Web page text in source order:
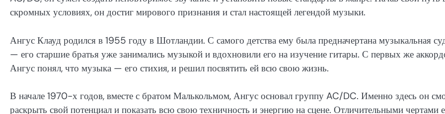
скромных условиях, он достиг мирового признания и стал настоящей легендой музыки.
Ангус Клауд родился в 1955 году в Шотландии. С самого детства ему была предначертана музыкальная
— его старшие братья уже занимались музыкой и вдохновили его на изучение гитары. С первых же
Ангус понял, что музыка — его стихия, и решил посвятить ей всю свою жизнь.
В начале 1970-х годов, вместе с братом Малькольмом, Ангус основал группу AC/DC. Именно здесь он
раскрыть свой потенциал и показать всю свою техничность и энергию на сцене. Отличительными чертами